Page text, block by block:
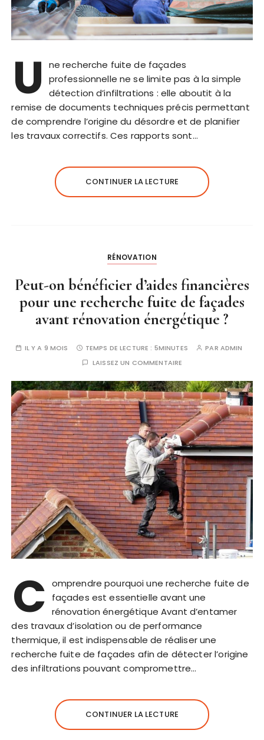
U
ne recherche fuite de façades
professionnelle ne se limite pas à la simple
détection d’infiltrations : elle aboutit à la
remise de documents techniques précis permettant
de comprendre l’origine du désordre et de planifier
les travaux correctifs. Ces rapports sont…
CONTINUER LA LECTURE
RÉNOVATION
Peut-on bénéficier d’aides financières
pour une recherche fuite de façades
avant rénovation énergétique ?
IL Y A 9 MOIS TEMPS DE LECTURE : 5MINUTES PAR ADMIN
LAISSEZ UN COMMENTAIRE
C omprendre pourquoi une recherche fuite de
façades est essentielle avant une
rénovation énergétique Avant d’entamer
des travaux d’isolation ou de performance
thermique, il est indispensable de réaliser une
recherche fuite de façades afin de détecter l’origine
des infiltrations pouvant compromettre…
CONTINUER LA LECTURE